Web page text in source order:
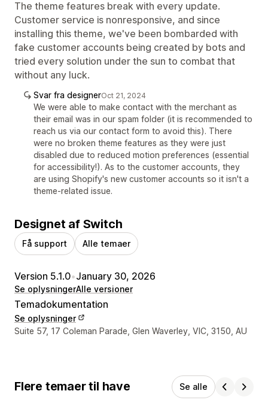
The theme features break with every update.
Customer service is nonresponsive, and since
installing this theme, we've been bombarded with
fake customer accounts being created by bots and
tried every solution under the sun to combat that
without any luck.
Svar fra designerOct 21, 2024
We were able to make contact with the merchant as
their email was in our spam folder (it is recommended to
reach us via our contact form to avoid this). There
were no broken theme features as they were just
disabled due to reduced motion preferences (essential
for accessibility!). As to the customer accounts, they
are using Shopify's new customer accounts so it isn't a
theme-related issue.
Designet af Switch
Få support Alle temaer
Version 5.1.0•January 30, 2026
Se oplysningerAlle versioner
Temadokumentation
Se oplysninger
Se kontaktoplysninger
Suite 57, 17 Coleman Parade, Glen Waverley, VIC, 3150, AU
Flere temaer til have Se alle